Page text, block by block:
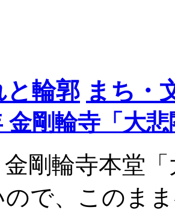
と輪郭 まち・
金剛輪寺「大
金剛輪寺本堂
ので、このま